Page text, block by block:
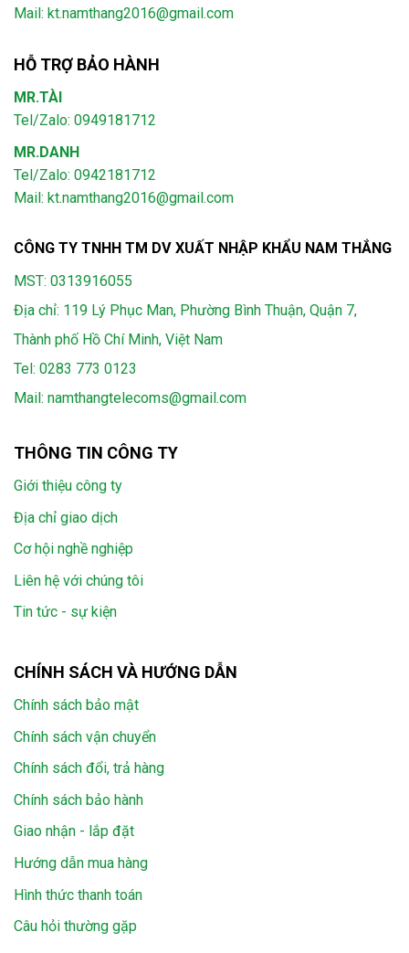
Mail: kt.namthang2016@gmail.com
HỖ TRỢ BẢO HÀNH
MR.TÀI
Tel/Zalo: 0949181712
MR.DANH
Tel/Zalo: 0942181712
Mail: kt.namthang2016@gmail.com
CÔNG TY TNHH TM DV XUẤT NHẬP KHẨU NAM THẮNG
MST: 0313916055
Địa chỉ: 119 Lý Phục Man, Phường Bình Thuận, Quận 7,
Thành phố Hồ Chí Minh, Việt Nam
Tel: 0283 773 0123
Mail: namthangtelecoms@gmail.com
THÔNG TIN CÔNG TY
Giới thiệu công ty
Địa chỉ giao dịch
Cơ hội nghề nghiệp
Liên hệ với chúng tôi
Tin tức - sự kiện
CHÍNH SÁCH VÀ HƯỚNG DẪN
Chính sách bảo mật
Chính sách vận chuyển
Chính sách đổi, trả hàng
Chính sách bảo hành
Giao nhận - lắp đặt
Hướng dẫn mua hàng
Hình thức thanh toán
Câu hỏi thường gặp